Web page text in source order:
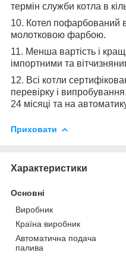
термін служби котла в
10. Котел пофарбований
молотковою фарбою.
11. Менша вартість і
імпортними та
12. Всі котли
перевірку і
24 місяці та на
Приховати
Характеристики
Основні
Виробник
Країна виробник
Автоматична подача
палива